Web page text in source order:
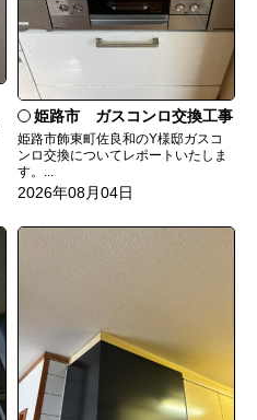
姫路市 ガスコンロ交換工事
姫路市飾東町佐良和のY様邸ガスコ
ンロ交換についてレポートいたしま
す。...
2026年08月04日